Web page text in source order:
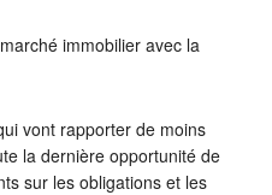
immobilier avec la
vont rapporter de moins
la dernière opportunité de
sur les obligations et les